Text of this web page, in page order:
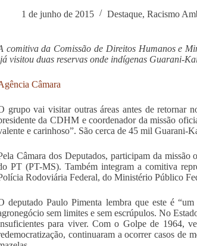
1 de junho de 2015 Destaque, Racismo
comitiva da Comissão de Direitos Humanos e
já visitou duas reservas onde indígenas Guarani-
Câmara
grupo vai visitar outras áreas antes de retornar
da CDHM e coordenador da missão
e carinhoso”. São cerca de 45 mil Guarani-
Câmara dos Deputados, participam da
PT (PT-MS). Também integram a comitiva
Rodoviária Federal, do Ministério Público
deputado Paulo Pimenta lembra que este é
sem limites e sem escrúpulos. No
para viver. Com o Golpe de 1964,
continuaram a ocorrer casos de